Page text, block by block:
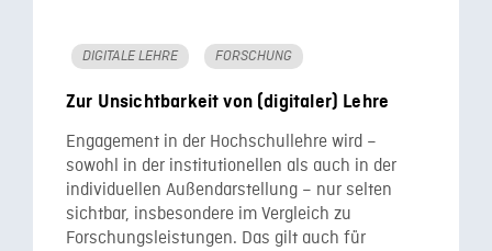
DIGITALE LEHRE FORSCHUNG
Zur Unsichtbarkeit von (digitaler) Lehre
Engagement in der Hochschullehre wird –
sowohl in der institutionellen als auch in der
individuellen Außendarstellung – nur selten
sichtbar, insbesondere im Vergleich zu
Forschungsleistungen. Das gilt auch für